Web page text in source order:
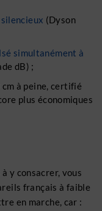
(Dyson
simultanément à
dB) ;
à peine, certifié
plus économiques
y consacrer, vous
français à faible
en marche, car :